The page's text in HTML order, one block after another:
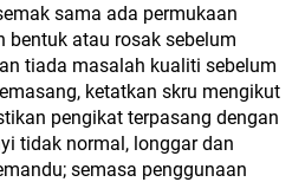
sama ada permukaan
bentuk atau rosak sebelum
tiada masalah kualiti sebelum
ketatkan skru mengikut
pengikat terpasang dengan
tidak normal, longgar dan
semasa penggunaan